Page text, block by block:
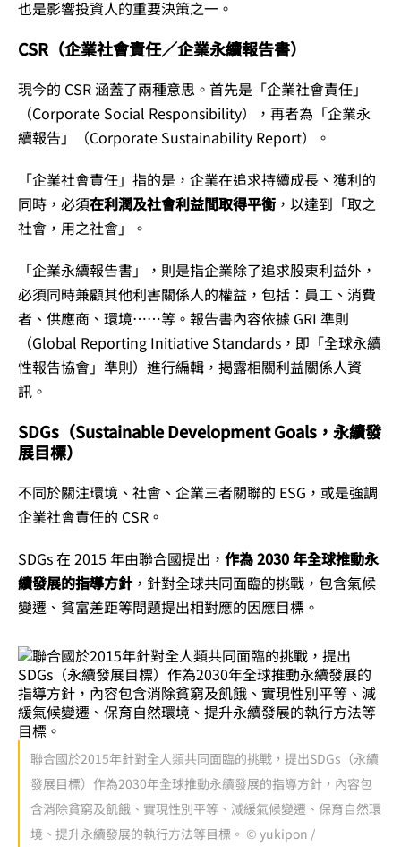
也是影響投資人的重要決策之一。
CSR（企業社會責任／企業永續報告書）
現今的 CSR 涵蓋了兩種意思。首先是「企業社會責任」
（Corporate Social Responsibility），再者為「企業永
續報告」（Corporate Sustainability Report）。
「企業社會責任」指的是，企業在追求持續成長、獲利的
同時，必須在利潤及社會利益間取得平衡 ，以達到「取之
社會，用之社會」。
「企業永續報告書」，則是指企業除了追求股東利益外，
必須同時兼顧其他利害關係人的權益，包括：員工、消費
者、供應商、環境……等。報告書內容依據 GRI 準則
（Global Reporting Initiative Standards，即「全球永續
性報告協會」準則）進行編輯，揭露相關利益關係人資
訊。
SDGs（Sustainable Development Goals，永續發
展目標）
不同於關注環境、社會、企業三者關聯的 ESG，或是強調
企業社會責任的 CSR。
SDGs 在 2015 年由聯合國提出， 作為 2030 年全球推動永
續發展的指導方針，針對全球共同面臨的挑戰，包含氣候
變遷、貧富差距等問題提出相對應的因應目標。
聯合國於2015年針對全人類共同面臨的挑戰，提出SDGs（永續
發展目標）作為2030年全球推動永續發展的指導方針，內容包
含消除貧窮及飢餓、實現性別平等、減緩氣候變遷、保育自然環
境、提升永續發展的執行方法等目標。 © yukipon /